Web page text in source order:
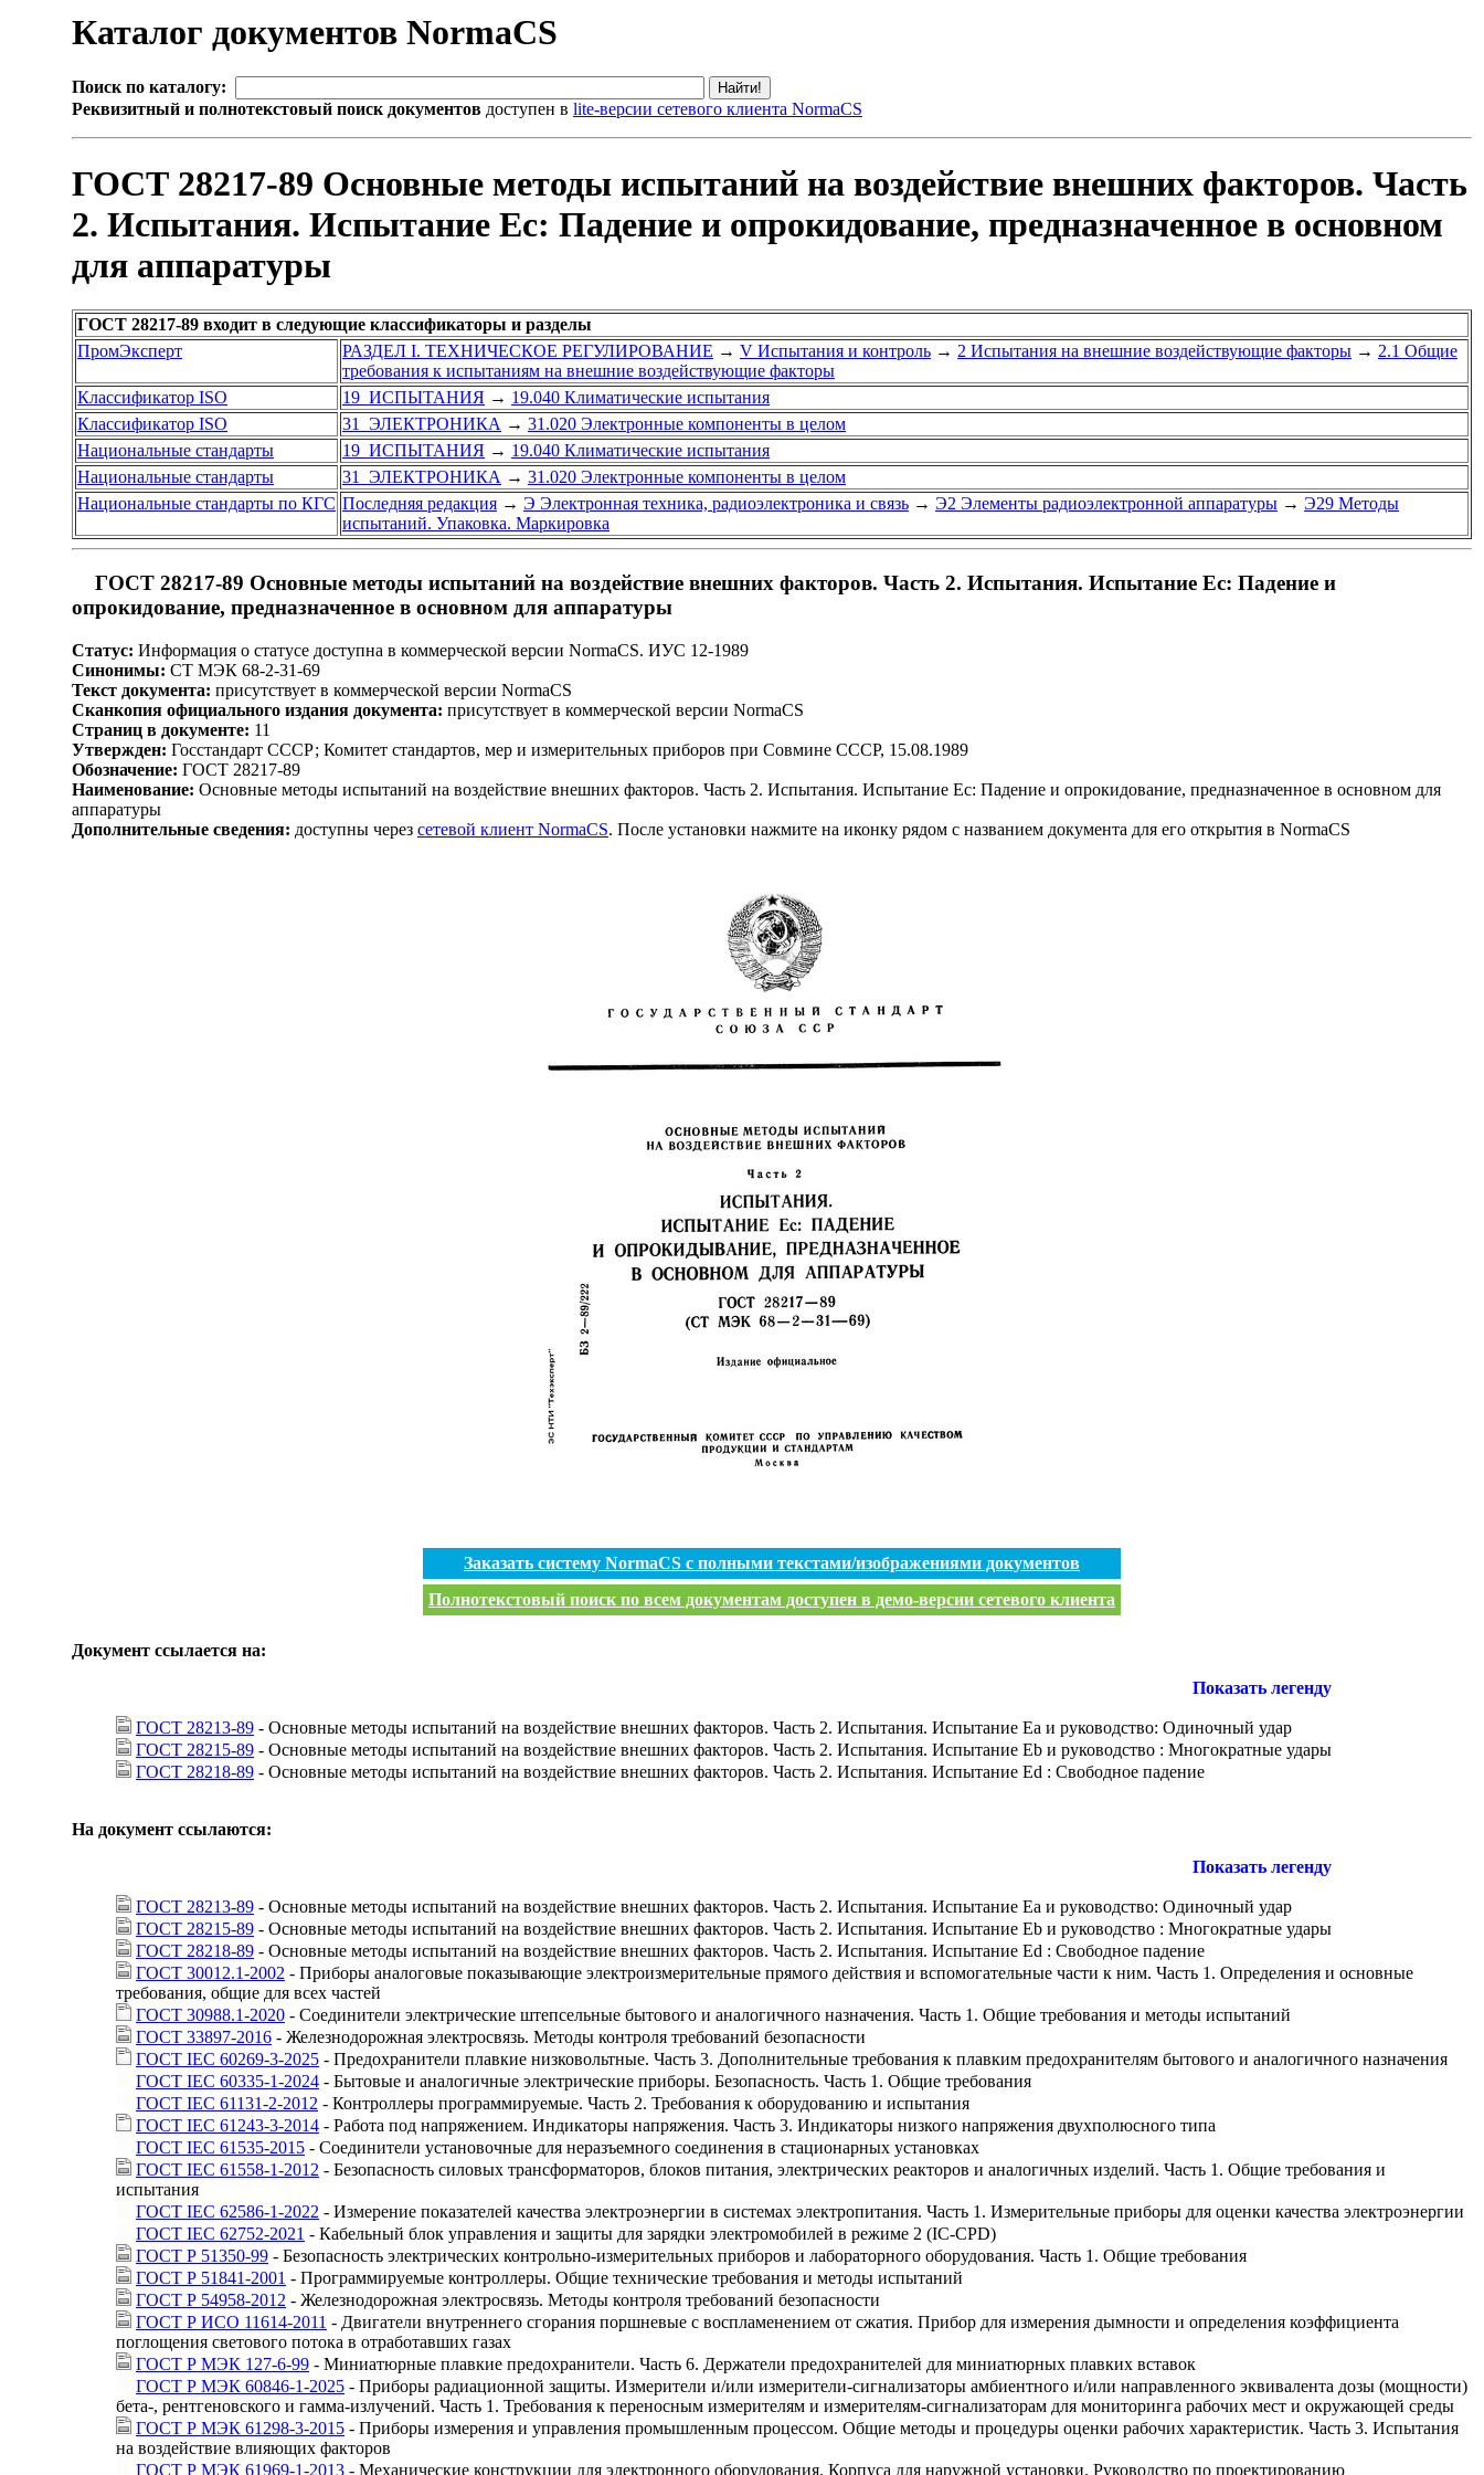
Каталог документов NormaCS
Поиск по каталогу:
Реквизитный и полнотекстовый поиск документов доступен в lite-версии сетевого клиента NormaCS
ГОСТ 28217-89 Основные методы испытаний на воздействие внешних факторов. Часть
2. Испытания. Испытание Ес: Падение и опрокидование, предназначенное в основном
для аппаратуры
ГОСТ 28217-89 входит в следующие классификаторы и разделы
ПромЭксперт
РАЗДЕЛ I. ТЕХНИЧЕСКОЕ РЕГУЛИРОВАНИЕ → V Испытания и контроль → 2 Испытания на внешние воздействующие факторы → 2.1 Общие
требования к испытаниям на внешние воздействующие факторы
Классификатор ISO
19 ИСПЫТАНИЯ → 19.040 Климатические испытания
Классификатор ISO
31 ЭЛЕКТРОНИКА → 31.020 Электронные компоненты в целом
Национальные стандарты
19 ИСПЫТАНИЯ → 19.040 Климатические испытания
Национальные стандарты
31 ЭЛЕКТРОНИКА → 31.020 Электронные компоненты в целом
Национальные стандарты по КГС Последняя редакция → Э Электронная техника, радиоэлектроника и связь → Э2 Элементы радиоэлектронной аппаратуры → Э29 Методы
испытаний. Упаковка. Маркировка
ГОСТ 28217-89 Основные методы испытаний на воздействие внешних факторов. Часть 2. Испытания. Испытание Ес: Падение и
опрокидование, предназначенное в основном для аппаратуры
Статус: Информация о статусе доступна в коммерческой версии NormaCS. ИУС 12-1989
Синонимы: СТ МЭК 68-2-31-69
Текст документа: присутствует в коммерческой версии NormaCS
Сканкопия официального издания документа: присутствует в коммерческой версии NormaCS
Страниц в документе: 11
Утвержден: Госстандарт СССР; Комитет стандартов, мер и измерительных приборов при Совмине СССР, 15.08.1989
Обозначение: ГОСТ 28217-89
Наименование: Основные методы испытаний на воздействие внешних факторов. Часть 2. Испытания. Испытание Ес: Падение и опрокидование, предназначенное в основном для
аппаратуры
Дополнительные сведения: доступны через сетевой клиент NormaCS. После установки нажмите на иконку рядом с названием документа для его открытия в NormaCS
Заказать систему NormaCS с полными текстами/изображениями документов
Полнотекстовый поиск по всем документам доступен в демо-версии сетевого клиента
Документ ссылается на:
Показать легенду
ГОСТ 28213-89 - Основные методы испытаний на воздействие внешних факторов. Часть 2. Испытания. Испытание Еа и руководство: Одиночный удар
ГОСТ 28215-89 - Основные методы испытаний на воздействие внешних факторов. Часть 2. Испытания. Испытание Еb и руководство : Многократные удары
ГОСТ 28218-89 - Основные методы испытаний на воздействие внешних факторов. Часть 2. Испытания. Испытание Еd : Свободное падение
На документ ссылаются:
Показать легенду
ГОСТ 28213-89 - Основные методы испытаний на воздействие внешних факторов. Часть 2. Испытания. Испытание Еа и руководство: Одиночный удар
ГОСТ 28215-89 - Основные методы испытаний на воздействие внешних факторов. Часть 2. Испытания. Испытание Еb и руководство : Многократные удары
ГОСТ 28218-89 - Основные методы испытаний на воздействие внешних факторов. Часть 2. Испытания. Испытание Еd : Свободное падение
ГОСТ 30012.1-2002 - Приборы аналоговые показывающие электроизмерительные прямого действия и вспомогательные части к ним. Часть 1. Определения и основные
требования, общие для всех частей
ГОСТ 30988.1-2020 - Соединители электрические штепсельные бытового и аналогичного назначения. Часть 1. Общие требования и методы испытаний
ГОСТ 33897-2016 - Железнодорожная электросвязь. Методы контроля требований безопасности
ГОСТ IEC 60269-3-2025 - Предохранители плавкие низковольтные. Часть 3. Дополнительные требования к плавким предохранителям бытового и аналогичного назначения
ГОСТ IEC 60335-1-2024 - Бытовые и аналогичные электрические приборы. Безопасность. Часть 1. Общие требования
ГОСТ IEC 61131-2-2012 - Контроллеры программируемые. Часть 2. Требования к оборудованию и испытания
ГОСТ IEC 61243-3-2014 - Работа под напряжением. Индикаторы напряжения. Часть 3. Индикаторы низкого напряжения двухполюсного типа
ГОСТ IEC 61535-2015 - Соединители установочные для неразъемного соединения в стационарных установках
ГОСТ IEC 61558-1-2012 - Безопасность силовых трансформаторов, блоков питания, электрических реакторов и аналогичных изделий. Часть 1. Общие требования и
испытания
ГОСТ IEC 62586-1-2022 - Измерение показателей качества электроэнергии в системах электропитания. Часть 1. Измерительные приборы для оценки качества электроэнергии
ГОСТ IEC 62752-2021 - Кабельный блок управления и защиты для зарядки электромобилей в режиме 2 (IC-CPD)
ГОСТ Р 51350-99 - Безопасность электрических контрольно-измерительных приборов и лабораторного оборудования. Часть 1. Общие требования
ГОСТ Р 51841-2001 - Программируемые контроллеры. Общие технические требования и методы испытаний
ГОСТ Р 54958-2012 - Железнодорожная электросвязь. Методы контроля требований безопасности
ГОСТ Р ИСО 11614-2011 - Двигатели внутреннего сгорания поршневые с воспламенением от сжатия. Прибор для измерения дымности и определения коэффициента
поглощения светового потока в отработавших газах
ГОСТ Р МЭК 127-6-99 - Миниатюрные плавкие предохранители. Часть 6. Держатели предохранителей для миниатюрных плавких вставок
ГОСТ Р МЭК 60846-1-2025 - Приборы радиационной защиты. Измерители и/или измерители-сигнализаторы амбиентного и/или направленного эквивалента дозы (мощности)
бета-, рентгеновского и гамма-излучений. Часть 1. Требования к переносным измерителям и измерителям-сигнализаторам для мониторинга рабочих мест и окружающей среды
ГОСТ Р МЭК 61298-3-2015 - Приборы измерения и управления промышленным процессом. Общие методы и процедуры оценки рабочих характеристик. Часть 3. Испытания
на воздействие влияющих факторов
ГОСТ Р МЭК 61969-1-2013 - Механические конструкции для электронного оборудования. Корпуса для наружной установки. Руководство по проектированию